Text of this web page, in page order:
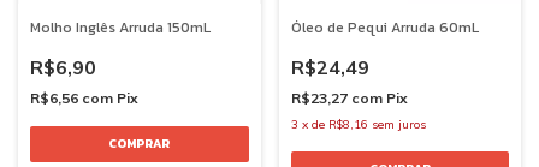
Molho Inglês Arruda 150mL
R$6,90
R$6,56 com Pix
Óleo de Pequi Arruda 60mL
R$24,49
R$23,27 com Pix
3 x de R$8,16 sem juros